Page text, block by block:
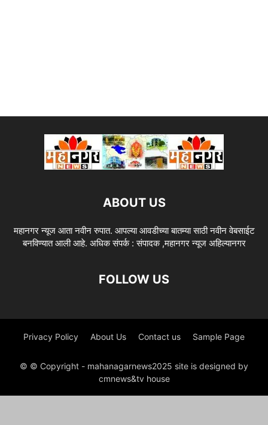
ABOUT US
महानगर न्यूज आता नवीन रुपात. आपल्या आवडीच्या बातम्या साठी नवीन वेबसाईट
बनविण्यात आली आहे. अधिक संपर्क : संपादक ,महानगर न्यूज अहिल्यानगर
FOLLOW US
Privacy Policy About Us Contact us Sample Page
© © Copyright - mahanagarnews2025 site is designed by
cmnews&tv house